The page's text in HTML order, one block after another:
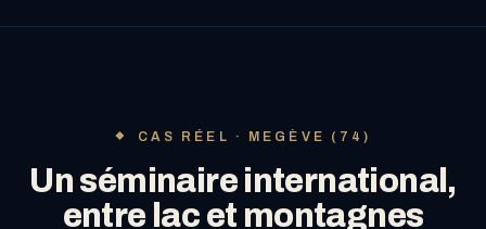
CAS RÉEL · MEGÈVE (74)
Un séminaire international,
entre lac et montagnes